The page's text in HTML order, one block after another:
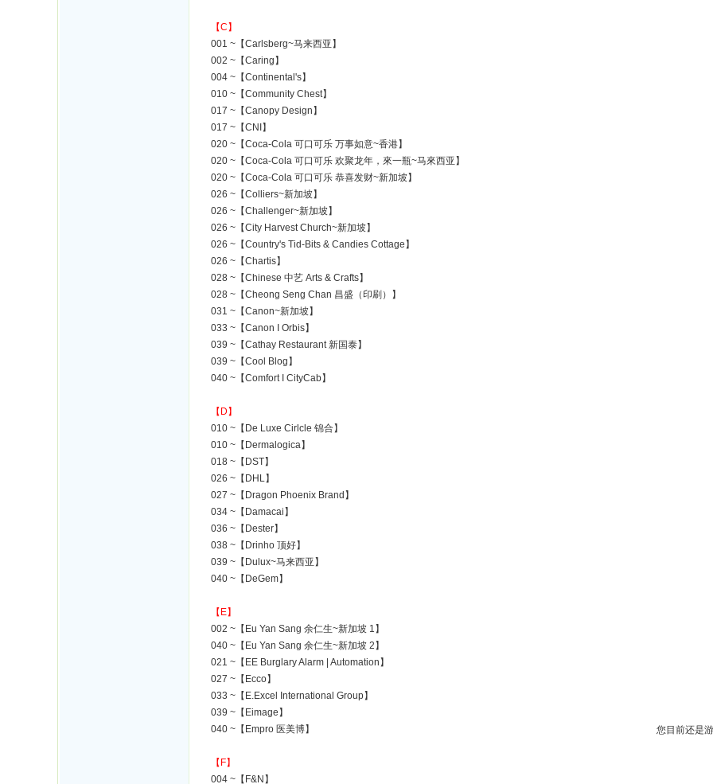
【C】
001 ~【Carlsberg~马来西亚】
002 ~【Caring】
004 ~【Continental's】
010 ~【Community Chest】
017 ~【Canopy Design】
017 ~【CNI】
020 ~【Coca-Cola 可口可乐 万事如意~香港】
020 ~【Coca-Cola 可口可乐 欢聚龙年，來一瓶~马來西亚】
020 ~【Coca-Cola 可口可乐 恭喜发财~新加坡】
026 ~【Colliers~新加坡】
026 ~【Challenger~新加坡】
026 ~【City Harvest Church~新加坡】
026 ~【Country's Tid-Bits & Candies Cottage】
026 ~【Chartis】
028 ~【Chinese 中艺 Arts & Crafts】
028 ~【Cheong Seng Chan 昌盛（印刷）】
031 ~【Canon~新加坡】
033 ~【Canon I Orbis】
039 ~【Cathay Restaurant 新国泰】
039 ~【Cool Blog】
040 ~【Comfort I CityCab】
【D】
010 ~【De Luxe Cirlcle 锦合】
010 ~【Dermalogica】
018 ~【DST】
026 ~【DHL】
027 ~【Dragon Phoenix Brand】
034 ~【Damacai】
036 ~【Dester】
038 ~【Drinho 顶好】
039 ~【Dulux~马来西亚】
040 ~【DeGem】
【E】
002 ~【Eu Yan Sang 余仁生~新加坡 1】
040 ~【Eu Yan Sang 余仁生~新加坡 2】
021 ~【EE Burglary Alarm | Automation】
027 ~【Ecco】
033 ~【E.Excel International Group】
039 ~【Eimage】
040 ~【Empro 医美博】
【F】
004 ~【F&N】
您目前还是